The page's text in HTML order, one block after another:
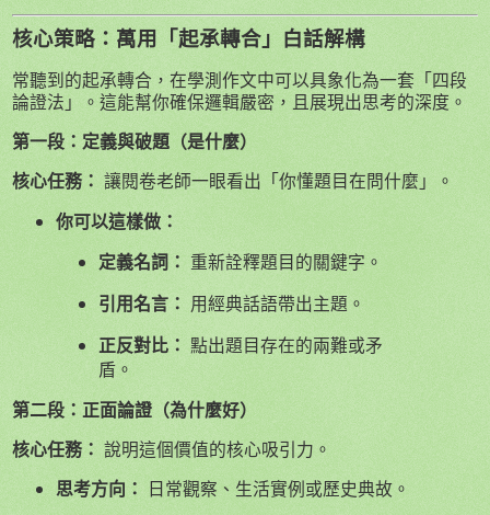
核心策略：萬用「起承轉合」白話解構
常聽到的起承轉合，在學測作文中可以具象化為一套「四段
論證法」。這能幫你確保邏輯嚴密，且展現出思考的深度。
第一段：定義與破題（是什麼）
核心任務： 讓閱卷老師一眼看出「你懂題目在問什麼」。
你可以這樣做：
定義名詞： 重新詮釋題目的關鍵字。
引用名言： 用經典話語帶出主題。
正反對比： 點出題目存在的兩難或矛
盾。
第二段：正面論證（為什麼好）
核心任務： 說明這個價值的核心吸引力。
思考方向： 日常觀察、生活實例或歷史典故。